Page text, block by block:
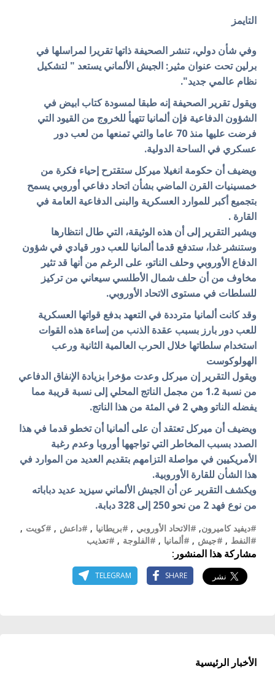
التايمز
وفي شأن دولي، تنشر الصحيفة ذاتها تقريرا لمراسلها في
برلين تحت عنوان مثير: الجيش الألماني يستعد " لتشكيل
نظام عالمي جديد".
ويقول تقرير الصحيفة إنه طبقا لمسودة كتاب ابيض في
الشؤون الدفاعية فإن ألمانيا تتهيأ للخروج من القيود التي
فرضت عليها منذ 70 عاما والتي تمنعها من لعب دور
عسكري في الساحة الدولية.
ويضيف أن حكومة انغيلا ميركل ستقترح إحياء فكرة من
خمسينيات القرن الماضي بشأن اتحاد دفاعي أوروبي يسمح
بتجميع أكبر للموارد العسكرية والبنى الدفاعية العامة في
القارة .
ويشير التقرير إلى أن هذه الوثيقة، التي طال انتظارها
وستنشر غدا، ستدفع قدما ألمانيا للعب دور قيادي في شؤون
الدفاع الأوروبي وحلف الناتو، على الرغم من أنها قد تثير
مخاوف من أن حلف شمال الأطلسي سيعاني من تركيز
للسلطات في مستوى الاتحاد الأوروبي.
وقد كانت ألمانيا مترددة في التعهد بدفع قواتها العسكرية
للعب دور بارز بسبب عقدة الذنب من إساءة هذه القوات
استخدام سلطاتها خلال الحرب العالمية الثانية ورعب
الهولوكوست
ويقول التقرير إن ميركل وعدت مؤخرا بزيادة الإنفاق الدفاعي
من نسبة 1.2 من مجمل الناتج المحلي إلى نسبة قريبة مما
يفضله الناتو وهي 2 في المئة من هذا الناتج.
ويضيف أن ميركل تعتقد أن على ألمانيا أن تخطو قدما في هذا
الصدد بسبب المخاطر التي تواجهها أوروبا وعدم رغبة
الأمريكيين في مواصلة التزامهم بتقديم العديد من الموارد في
هذا الشأن للقارة الأوروبية.
ويكشف التقرير عن أن الجيش الألماني سيزيد عديد دباباته
من نوع فهد 2 من نحو 250 إلى 328 دبابة.
#ديفيد كاميرون, #الاتحاد الأوروبي , #بريطانيا , #داعش , #كويت ,
#النفط , #جيش , #ألمانيا , #الفلوجة , #تعذيب
مشاركة هذا المنشور:
SHARE
TELEGRAM
الأخبار الرئيسية